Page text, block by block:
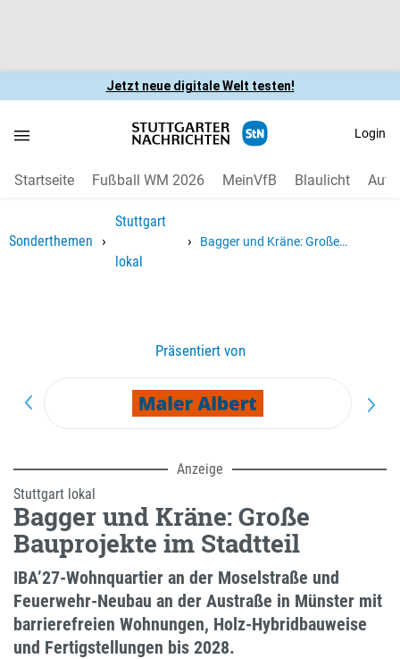
Jetzt neue digitale Welt testen!
Login
Startseite Fußball WM 2026 MeinVfB Blaulicht Auto
Sonderthemen ›
Stuttgart
lokal
›
Bagger und Kräne: Große
Präsentiert von
F
Anzeige
Stuttgart lokal
Bagger und Kräne: Große
Bauprojekte im Stadtteil
IBA’27-Wohnquartier an der Moselstraße und
Feuerwehr-Neubau an der Austraße in Münster mit
barrierefreien Wohnungen, Holz-Hybridbauweise
und Fertigstellungen bis 2028.